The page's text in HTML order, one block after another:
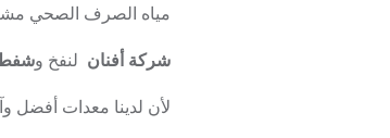
مياه الصرف الصحي
شركة أفنان لنفخ وشفط
لأن لدينا معدات أفضل